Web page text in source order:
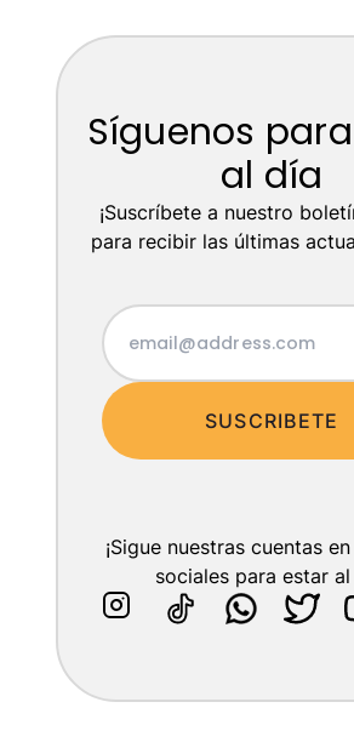
Síguenos
al día
¡Suscríbete a nuestro
para recibir las últimas
SUSCRIBETE
¡Sigue nuestras cuentas
sociales para estar